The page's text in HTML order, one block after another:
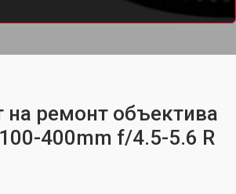
на ремонт объектива
400mm f/4.5-5.6 R